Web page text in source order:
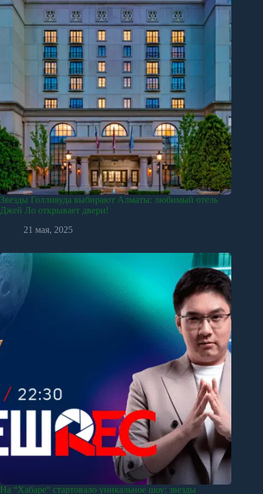
Звезды Голливуда выбирают Алматы: любимый отель
Джей Ло открывает двери!
21 мая, 2025
На “Хабаре“ стартовало уникальное шоу: звезды